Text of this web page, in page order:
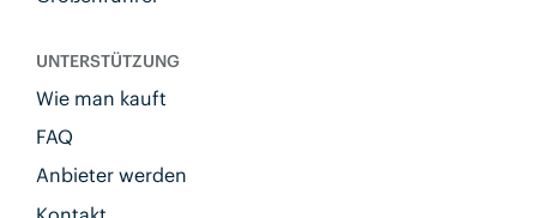
UNTERSTÜTZUNG
Wie man kauft
FAQ
Anbieter werden